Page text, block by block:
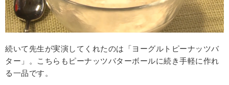
続いて先生が実演してくれたのは「ヨーグルトピーナッツバ
ター」。こちらもピーナッツバターボールに続き手軽に作れ
る一品です。